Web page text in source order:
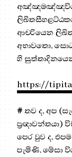
ආචරියෙන
අභාවතො,
හි
https://
#තව ද, අප
ප්‍රඥාවන්තයා)
පෙර වුව ද,
පැමිණි, මේසා